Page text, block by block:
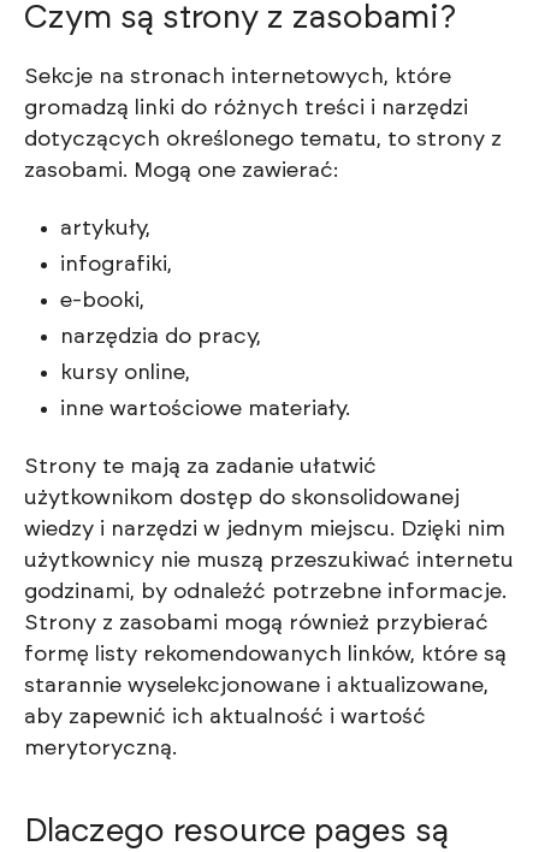
Czym są strony z zasobami?
Sekcje na stronach internetowych, które
gromadzą linki do różnych treści i narzędzi
dotyczących określonego tematu, to strony z
zasobami. Mogą one zawierać:
artykuły,
infografiki,
e-booki,
narzędzia do pracy,
kursy online,
inne wartościowe materiały.
Strony te mają za zadanie ułatwić
użytkownikom dostęp do skonsolidowanej
wiedzy i narzędzi w jednym miejscu. Dzięki nim
użytkownicy nie muszą przeszukiwać internetu
godzinami, by odnaleźć potrzebne informacje.
Strony z zasobami mogą również przybierać
formę listy rekomendowanych linków, które są
starannie wyselekcjonowane i aktualizowane,
aby zapewnić ich aktualność i wartość
merytoryczną.
Dlaczego resource pages są